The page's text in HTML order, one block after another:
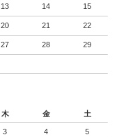
13 14 15
20 21 22
27 28 29
木 金 土
3 4 5